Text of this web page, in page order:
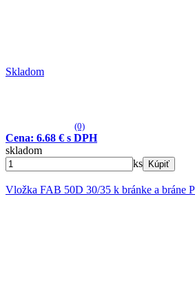
Skladom
(0)
Cena: 6.68 € s DPH
skladom
ks
Kúpiť
Vložka FAB 50D 30/35 k bránke a bráne